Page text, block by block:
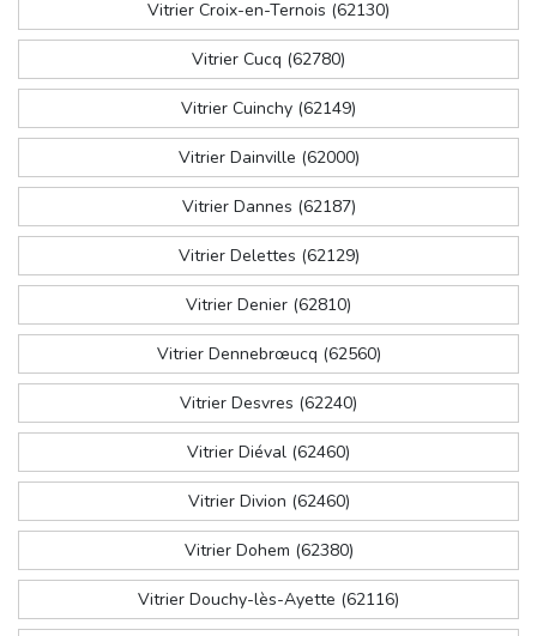
Vitrier Croix-en-Ternois (62130)
Vitrier Cucq (62780)
Vitrier Cuinchy (62149)
Vitrier Dainville (62000)
Vitrier Dannes (62187)
Vitrier Delettes (62129)
Vitrier Denier (62810)
Vitrier Dennebrœucq (62560)
Vitrier Desvres (62240)
Vitrier Diéval (62460)
Vitrier Divion (62460)
Vitrier Dohem (62380)
Vitrier Douchy-lès-Ayette (62116)